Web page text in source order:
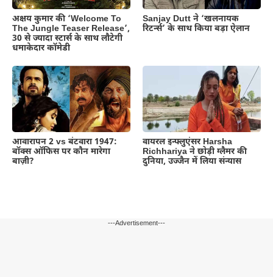
अक्षय कुमार की ‘Welcome To
The Jungle Teaser Release’,
30 से ज्यादा स्टार्स के साथ लौटेगी
धमाकेदार कॉमेडी
Sanjay Dutt ने ‘खलनायक
रिटर्न्स’ के साथ किया बड़ा ऐलान
आवारापन 2 vs बंटवारा 1947:
बॉक्स ऑफिस पर कौन मारेगा
बाज़ी?
वायरल इन्फ्लुएंसर Harsha
Richhariya ने छोड़ी ग्लैमर की
दुनिया, उज्जैन में लिया संन्यास
---Advertisement---